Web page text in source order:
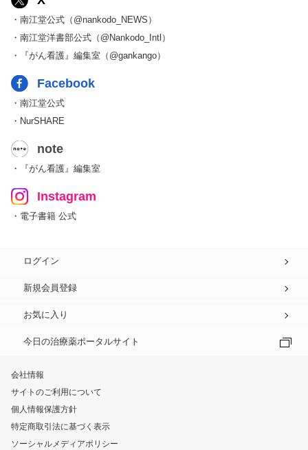
・南江堂公式（@nankodo_NEWS）
・南江堂洋書部公式（@Nankodo_Intl）
・『がん看護』編集室（@gankango）
Facebook
・南江堂公式
・NurSHARE
note
・『がん看護』編集室
Instagram
・電子書籍 公式
ログイン
新規会員登録
お気に入り
今日の治療薬ポータルサイト
会社情報
サイトのご利用について
個人情報保護方針
特定商取引法に基づく表示
ソーシャルメディアポリシー